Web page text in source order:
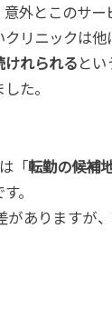
外とこのサー
リニックは他
けれられる とい
た。
「転勤の候補
。
がありますが